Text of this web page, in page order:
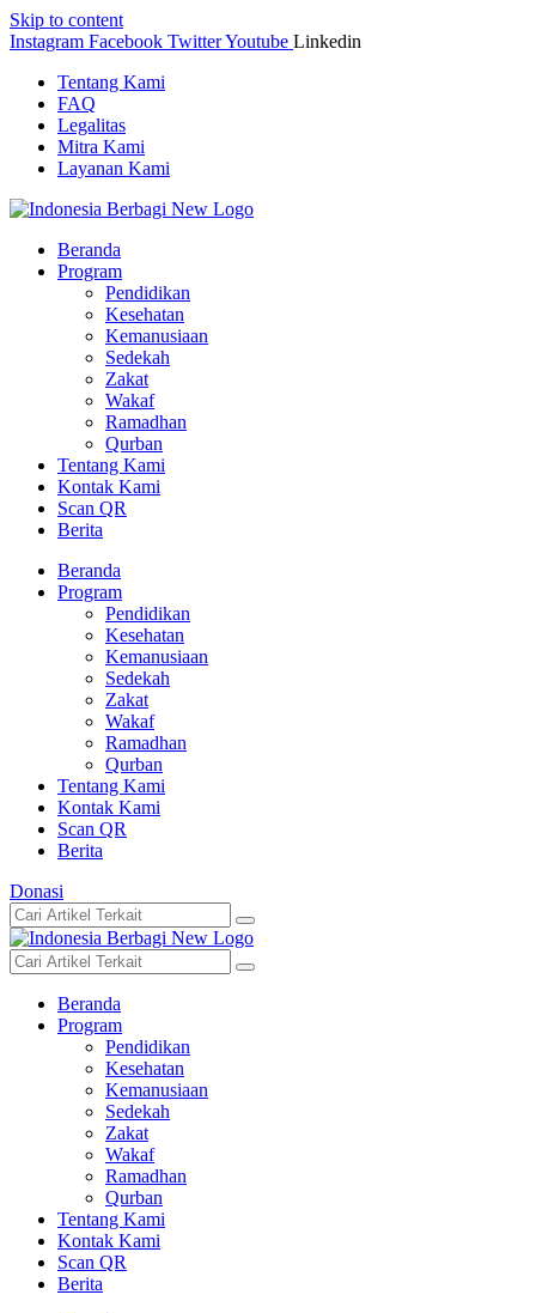
Skip to content
Instagram Facebook TwitterYoutube Linkedin
Tentang Kami
FAQ
Legalitas
Mitra Kami
Layanan Kami
Beranda
Program
Pendidikan
Kesehatan
Kemanusiaan
Sedekah
Zakat
Wakaf
Ramadhan
Qurban
Tentang Kami
Kontak Kami
Scan QR
Berita
Beranda
Program
Pendidikan
Kesehatan
Kemanusiaan
Sedekah
Zakat
Wakaf
Ramadhan
Qurban
Tentang Kami
Kontak Kami
Scan QR
Berita
Donasi
Beranda
Program
Pendidikan
Kesehatan
Kemanusiaan
Sedekah
Zakat
Wakaf
Ramadhan
Qurban
Tentang Kami
Kontak Kami
Scan QR
Berita